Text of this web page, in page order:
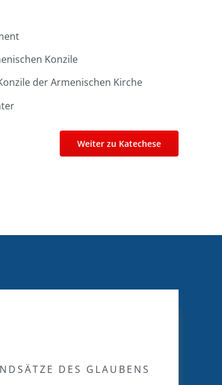
Konzile
der Armenischen Kirche
Weiter zu Katechese
DES GLAUBENS